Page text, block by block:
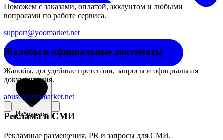
Избранное
Поможем с заказами, оплатой, аккаунтом и любыми
вопросами по работе сервиса.
support@yoomarket.net
Жалобы и официальные документы
Жалобы, досудебные претензии, запросы и официальная
документация.
abuse@yoomarket.net
Реклама и СМИ
Рекламные размещения, PR и запросы для СМИ.